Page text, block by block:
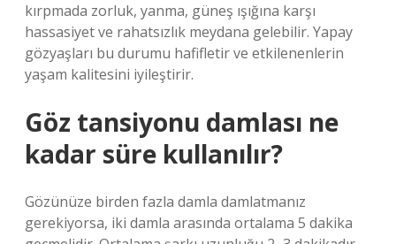
kırpmada zorluk, yanma, güneş ışığına karşı
hassasiyet ve rahatsızlık meydana gelebilir. Yapay
gözyaşları bu durumu hafifletir ve etkilenenlerin
yaşam kalitesini iyileştirir.
Göz tansiyonu damlası ne
kadar süre kullanılır?
Gözünüze birden fazla damla damlatmanız
gerekiyorsa, iki damla arasında ortalama 5 dakika